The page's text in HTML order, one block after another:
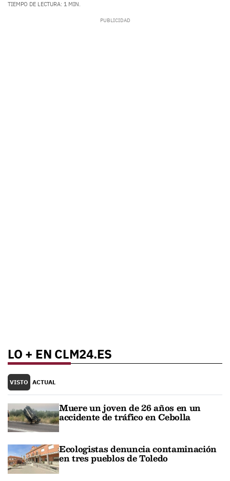
TIEMPO DE LECTURA: 1 MIN.
LO + EN CLM24.ES
VISTO ACTUAL
Muere un joven de 26 años en un
accidente de tráfico en Cebolla
Ecologistas denuncia contaminación
en tres pueblos de Toledo